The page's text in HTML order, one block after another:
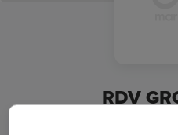
RDV